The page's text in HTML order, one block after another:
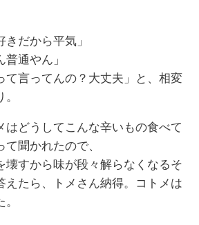
きだから平気」
普通やん」
て言ってんの？大丈夫」と、相変
はどうしてこんな辛いもの食べて
聞かれたので、
壊すから味が段々解らなくなるそ
えたら、トメさん納得。コトメは